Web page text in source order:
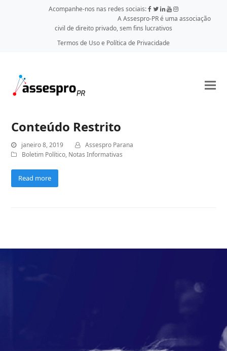
Acompanhe-nos nas redes sociais:
A Assespro-PR é uma associação
civil de direito privado, sem fins lucrativos
Termos de Uso e Política de Privacidade
Conteúdo Restrito
janeiro 8, 2019
Assespro Parana
Boletim Político, Notas Informativas
Read more